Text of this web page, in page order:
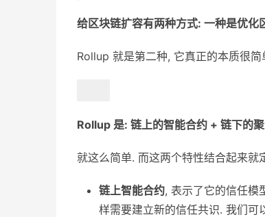
给区块链扩容有两种方式: 一种是优化
Rollup 就是第二种, 它真正的本质很
Rollup 是: 链上的智能合约 + 链下的
就这么简单. 而这两个特性结合起来
链上智能合约, 表示了它的信任模
样需要建立新的信任共识. 我们可